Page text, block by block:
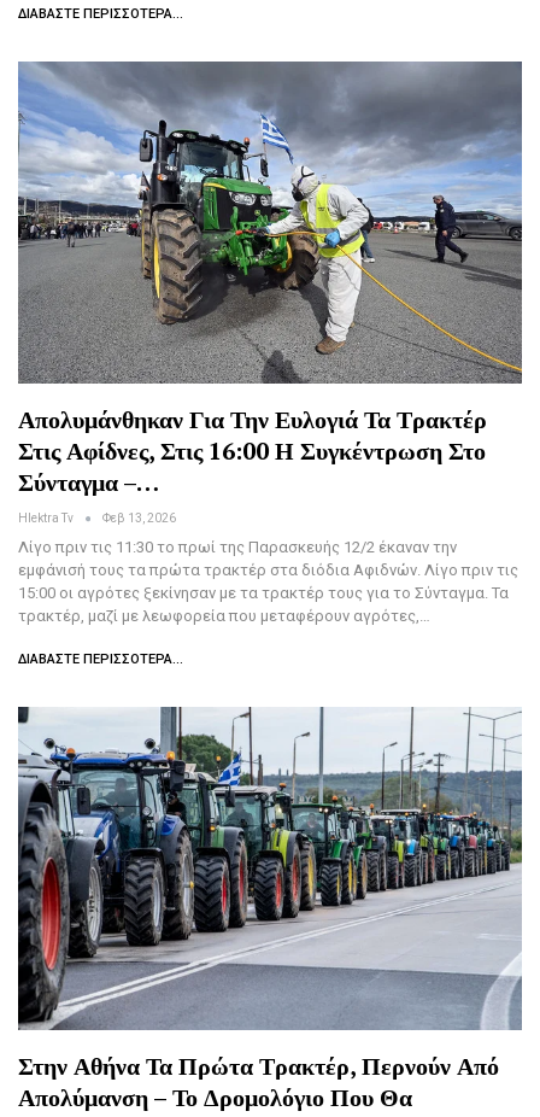
ΔΙΑΒΆΣΤΕ ΠΕΡΙΣΣΌΤΕΡΑ...
Απολυμάνθηκαν Για Την Ευλογιά Τα Τρακτέρ
Στις Αφίδνες, Στις 16:00 Η Συγκέντρωση Στο
Σύνταγμα –…
Hlektra Tv Φεβ 13, 2026
Λίγο πριν τις 11:30 το πρωί της Παρασκευής 12/2 έκαναν την
εμφάνισή τους τα πρώτα τρακτέρ στα διόδια Αφιδνών. Λίγο πριν τις
15:00 οι αγρότες ξεκίνησαν με τα τρακτέρ τους για το Σύνταγμα. Τα
τρακτέρ, μαζί με λεωφορεία που μεταφέρουν αγρότες,…
ΔΙΑΒΆΣΤΕ ΠΕΡΙΣΣΌΤΕΡΑ...
Στην Αθήνα Τα Πρώτα Τρακτέρ, Περνούν Από
Απολύμανση – Το Δρομολόγιο Που Θα